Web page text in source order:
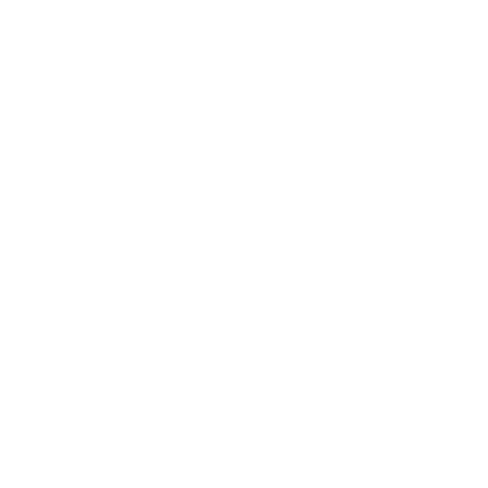
Der Betrag, den Sie benötigen, um die